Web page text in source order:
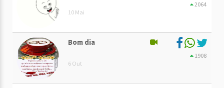
10 Mai
2064
Bom dia
6 Out
1908